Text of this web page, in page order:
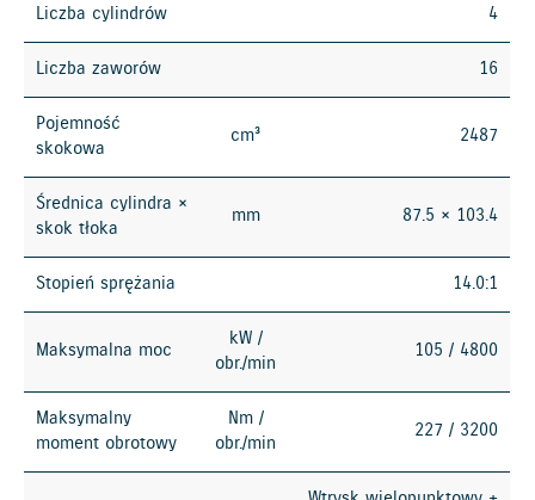
Liczba cylindrów 4
Liczba zaworów 16
Pojemność
skokowa
cm³ 2487
Średnica cylindra ×
skok tłoka
mm 87.5 × 103.4
Stopień sprężania 14.0:1
Maksymalna moc
kW /
obr./min
105 / 4800
Maksymalny
moment obrotowy
Nm /
obr./min
227 / 3200